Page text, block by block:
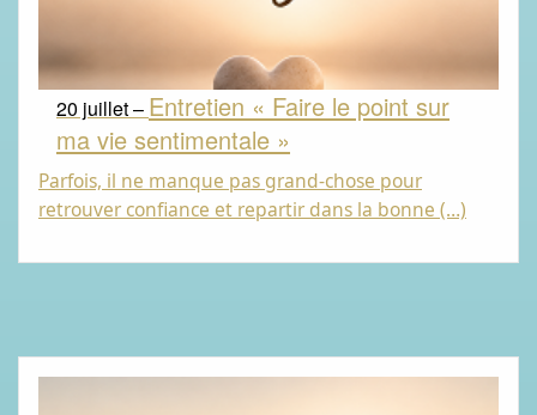
20 juillet – Entretien « Faire le point sur
ma vie sentimentale »
Parfois, il ne manque pas grand-chose pour
retrouver confiance et repartir dans la bonne (…)